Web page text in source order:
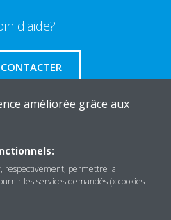
d'aide?
améliorée grâce aux
respectivement, permettre la
les services demandés (« cookies